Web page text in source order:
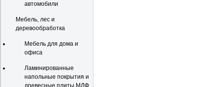
автомобили
Мебель, лес и
деревообработка
Мебель для дома и
офиса
Ламинированные
напольные покрытия и
древесные плиты МДФ,